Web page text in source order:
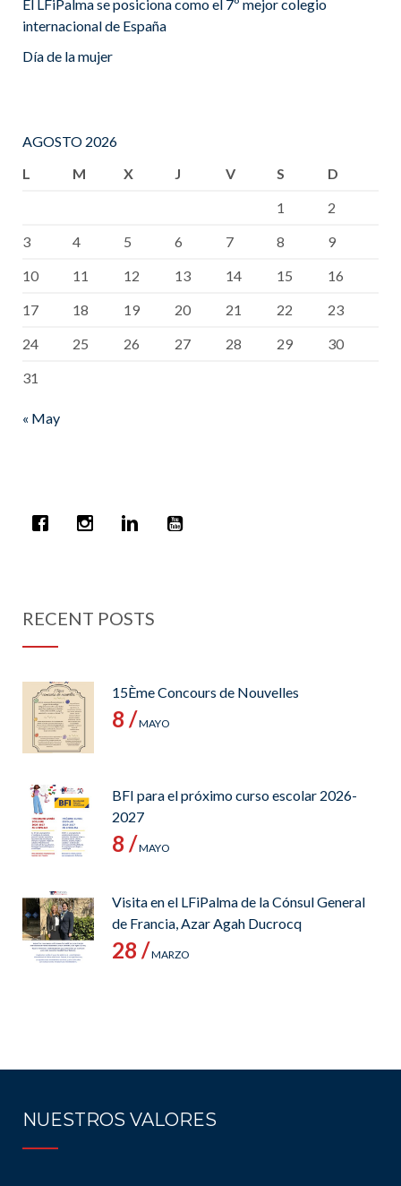
El LFiPalma se posiciona como el 7º mejor colegio
internacional de España
Día de la mujer
AGOSTO 2026
L
M X J V S
D
1
2
3
4 5 6 7 8
9
10
11 12 13 14 15
16
17
18 19 20 21 22
23
24
25 26 27 28 29
30
31
« May
RECENT POSTS
15Ème Concours de Nouvelles
8 /MAYO
BFI para el próximo curso escolar 2026-
2027
8 /MAYO
Visita en el LFiPalma de la Cónsul General
de Francia, Azar Agah Ducrocq
28 /MARZO
NUESTROS VALORES